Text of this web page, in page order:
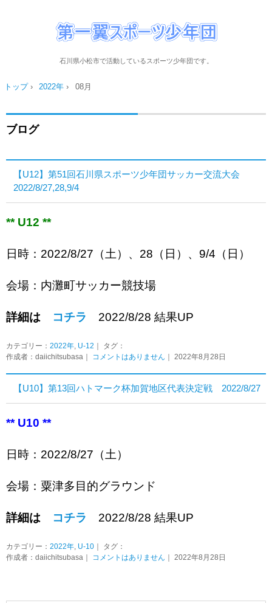
石川県小松市で活動しているスポーツ少年団です。
トップ› 2022年 › 08月
ブログ
【U12】第51回石川県スポーツ少年団サッカー交流大会
2022/8/27,28,9/4
** U12 **
日時：2022/8/27（土）、28（日）、9/4（日）
会場：内灘町サッカー競技場
詳細は コチラ 2022/8/28 結果UP
カテゴリー： 2022年, U-12 ｜ タグ：
作成者：daiichitsubasa｜ コメントはありません ｜ 2022年8月28日
【U10】第13回ハトマーク杯加賀地区代表決定戦 2022/8/27
** U10 **
日時：2022/8/27（土）
会場：粟津多目的グラウンド
詳細は コチラ 2022/8/28 結果UP
カテゴリー： 2022年, U-10 ｜ タグ：
作成者：daiichitsubasa｜ コメントはありません ｜ 2022年8月28日